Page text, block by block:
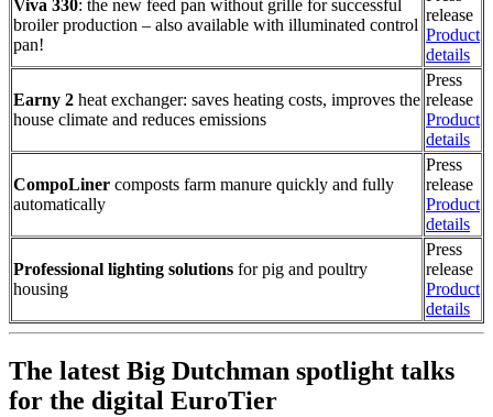
Viva 330: the new feed pan without grille for successful
broiler production – also available with illuminated control
pan!
release
Product
details
Earny 2 heat exchanger: saves heating costs, improves the
house climate and reduces emissions
Press
release
Product
details
CompoLiner composts farm manure quickly and fully
automatically
Press
release
Product
details
Professional lighting solutions for pig and poultry
housing
Press
release
Product
details
The latest Big Dutchman spotlight talks
for the digital EuroTier